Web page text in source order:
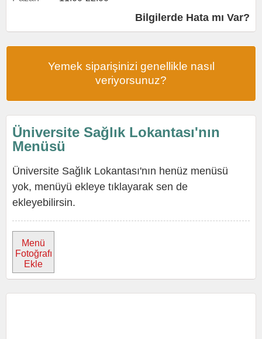
Bilgilerde Hata mı Var?
Yemek siparişinizi genellikle nasıl
veriyorsunuz?
Üniversite Sağlık Lokantası'nın
Menüsü
Üniversite Sağlık Lokantası'nın henüz menüsü
yok, menüyü ekleye tıklayarak sen de
ekleyebilirsin.
Menü
Fotoğrafı
Ekle